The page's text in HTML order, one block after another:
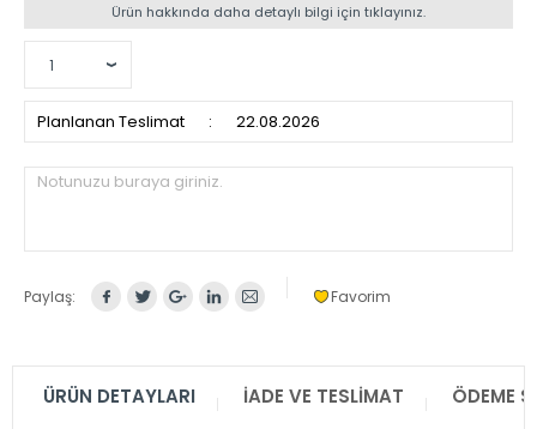
Ürün hakkında daha detaylı bilgi için tıklayınız.
Planlanan Teslimat : 22.08.2026
Notunuzu buraya giriniz.
Paylaş: Favorim
ÜRÜN DETAYLARI İADE VE TESLIMAT ÖDEME